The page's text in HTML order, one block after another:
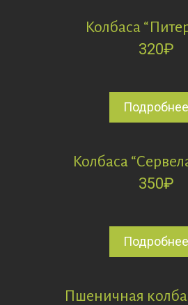
Колбаса
320₽
Подробнее
Колбаса
350₽
Подробнее
Пшеничная